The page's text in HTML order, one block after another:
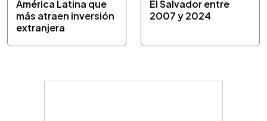
América Latina que
más atraen inversión
extranjera
El Salvador entre
2007 y 2024